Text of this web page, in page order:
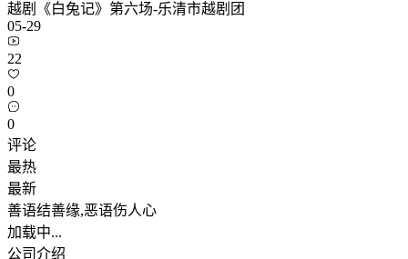
越剧《白兔记》第六场-乐清市越剧团
05-29
22
0
0
评论
最热
最新
善语结善缘,恶语伤人心
加载中...
公司介绍